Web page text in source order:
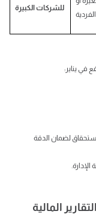
للشركات الكبيرة
الفردية
لضمان الدقة
المالية